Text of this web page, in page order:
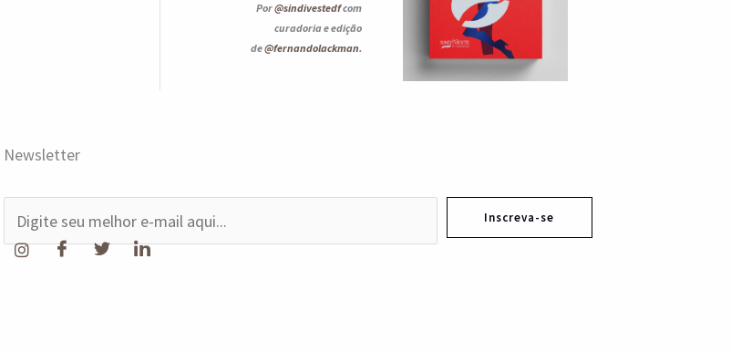
Por@sindivestedfcom
curadoria e edição
de@fernandolackman.
Newsletter
-
Inscreva-se